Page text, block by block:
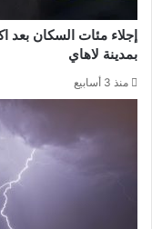
إجلاء مئات السكان
بمدينة لاهاي
منذ 3 أسابيع